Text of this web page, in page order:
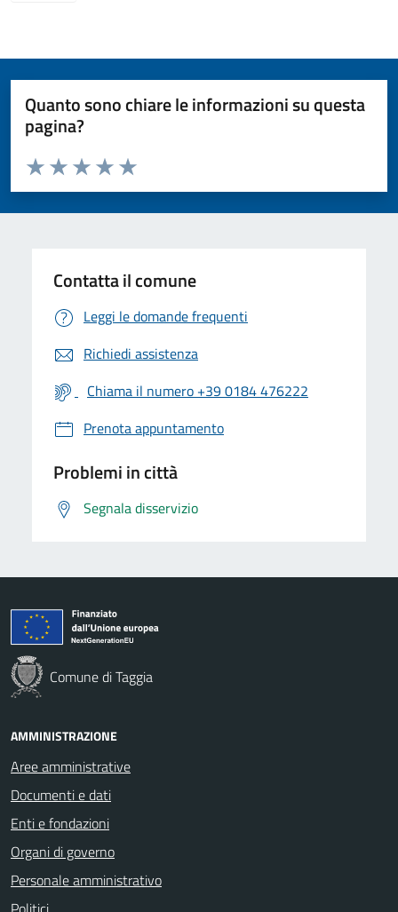
Quanto sono chiare le informazioni su questa
pagina?
Valuta da 1 a 5 stelle la pagina
Valuta 5 stelle su 5
Valuta 4 stelle su 5
Valuta 3 stelle su 5
Valuta 2 stelle su 5
Valuta 1 stelle su 5
Contatta il comune
Leggi le domande frequenti
Richiedi assistenza
Chiama il numero +39 0184 476222
Prenota appuntamento
Problemi in città
Segnala disservizio
Comune di Taggia
AMMINISTRAZIONE
Aree amministrative
Documenti e dati
Enti e fondazioni
Organi di governo
Personale amministrativo